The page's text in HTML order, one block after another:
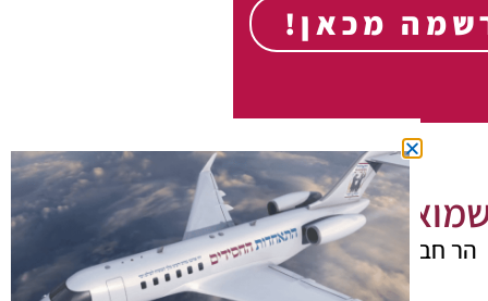
מכאן!
ששון
הר חברון